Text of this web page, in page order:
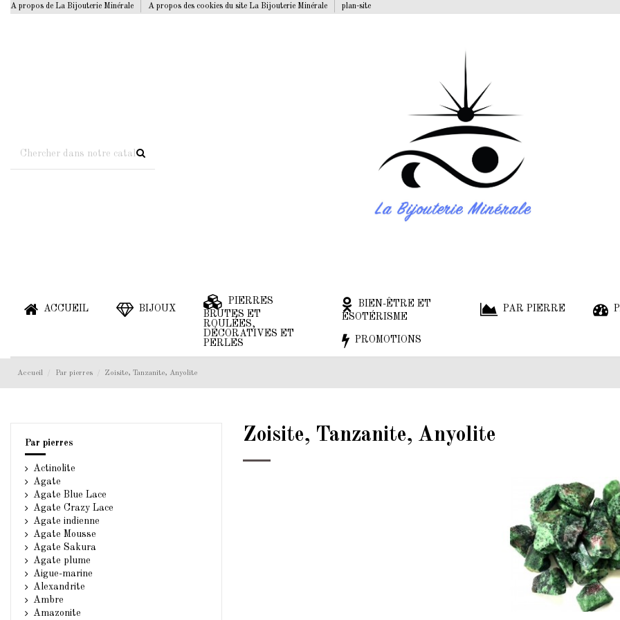
A propos de La Bijouterie Minérale A propos des cookies du site La Bijouterie Minérale plan-site
ACCUEIL BIJOUX
PIERRES
BRUTES ET
ROULÉES,
DÉCORATIVES ET
PERLES
BIEN-ÊTRE ET
ESOTÉRISME
PAR PIERRE
PROMOTIONS
Accueil Par pierres Zoisite, Tanzanite, Anyolite
Zoisite, Tanzanite, Anyolite
Par pierres
Actinolite
Agate
Agate Blue Lace
Agate Crazy Lace
Agate indienne
Agate Mousse
Agate Sakura
Agate plume
Aigue-marine
Alexandrite
Ambre
Amazonite